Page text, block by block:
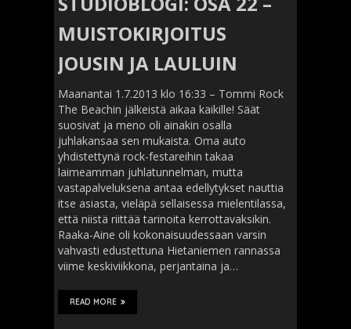
MUISTOKIRJOITUS
JOUSIN JA LAULUIN
Maanantai 1.7.2013 klo 16:33 – Tommi Rock
The Beachin jälkeistä aikaa kaikille! Säät
suosivat ja meno oli ainakin osalla
juhlakansaa sen mukaista. Oma auto
yhdistettynä rock-festareihin takaa
laimeamman juhlatunnelman, mutta
vastapalveluksena antaa edellytykset nauttia
itse asiasta, vieläpä sellaisessa mielentilassa,
että niistä riittää tarinoita kerrottavaksikin.
Raaka-Aine oli kokonaisuudessaan varsin
vahvasti edustettuna Hietaniemen rannassa
viime keskiviikkona, perjantaina ja…
READ MORE